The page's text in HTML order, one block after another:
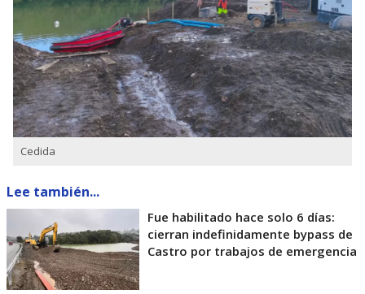
Cedida
Lee también...
Fue habilitado hace solo 6 días:
cierran indefinidamente bypass de
Castro por trabajos de emergencia